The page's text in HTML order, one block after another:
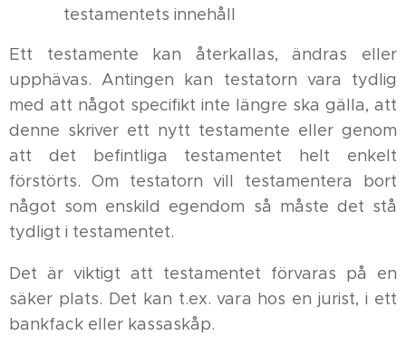
testamentets innehåll
Ett testamente kan återkallas, ändras eller
upphävas. Antingen kan testatorn vara tydlig
med att något specifikt inte längre ska gälla, att
denne skriver ett nytt testamente eller genom
att det befintliga testamentet helt enkelt
förstörts. Om testatorn vill testamentera bort
något som enskild egendom så måste det stå
tydligt i testamentet.
Det är viktigt att testamentet förvaras på en
säker plats. Det kan t.ex. vara hos en jurist, i ett
bankfack eller kassaskåp.